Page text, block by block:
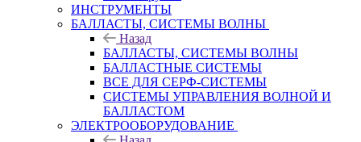
ИНСТРУМЕНТЫ
БАЛЛАСТЫ, СИСТЕМЫ ВОЛНЫ
Назад
БАЛЛАСТЫ, СИСТЕМЫ ВОЛНЫ
БАЛЛАСТНЫЕ СИСТЕМЫ
ВСЕ ДЛЯ СЕРФ-СИСТЕМЫ
СИСТЕМЫ УПРАВЛЕНИЯ ВОЛНОЙ И
БАЛЛАСТОМ
ЭЛЕКТРООБОРУДОВАНИЕ